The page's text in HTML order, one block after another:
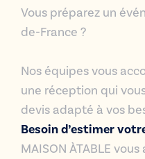
Vous préparez un
de-France ?
Nos équipes vous
une réception qui
devis adapté à vos
Besoin d’estimer
MAISON ÀTABLE